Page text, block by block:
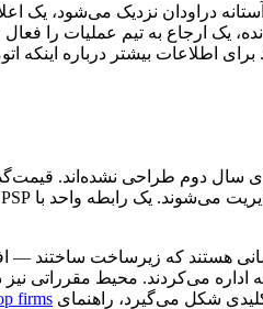
را فعال می‌کند. درخواست پرداختی که بیش از 48 ساعت در
اطلاعات بیشتر درباره
هستند که زیرساخت ساختند —
می‌کردند. محیط مقرراتی نیز
شکل می‌گیرد، راهنمای firms